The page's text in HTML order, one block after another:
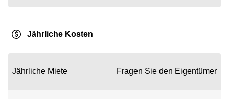
Jährliche Kosten
Jährliche Miete Fragen Sie den Eigentümer